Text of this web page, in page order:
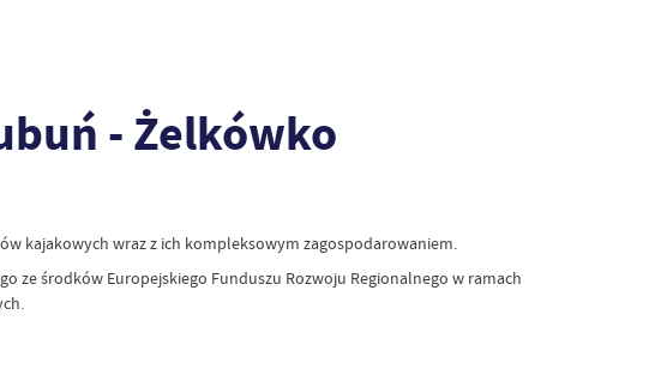
- Żelkówko
kajakowych wraz z ich kompleksowym zagospodarowaniem.
ze środków Europejskiego Funduszu Rozwoju Regionalnego w ramach